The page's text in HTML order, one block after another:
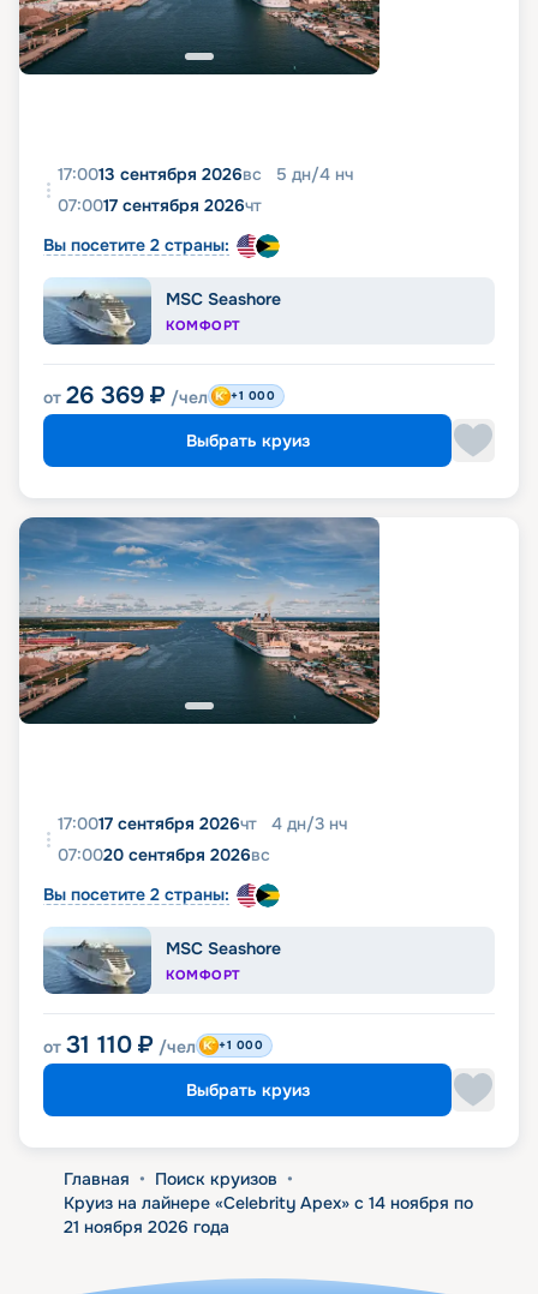
17:0013 сентября 2026вс 5 дн/4 нч
07:0017 сентября 2026чт
Вы посетите 2 страны:
MSC Seashore
КОМФОРТ
от 26 369 ₽ /чел +1 000
Выбрать круиз
17:0017 сентября 2026чт 4 дн/3 нч
07:0020 сентября 2026вс
Вы посетите 2 страны:
MSC Seashore
КОМФОРТ
от 31 110 ₽ /чел +1 000
Выбрать круиз
Главная • Поиск круизов •
Круиз на лайнере «Celebrity Apex» с 14 ноября по
21 ноября 2026 года